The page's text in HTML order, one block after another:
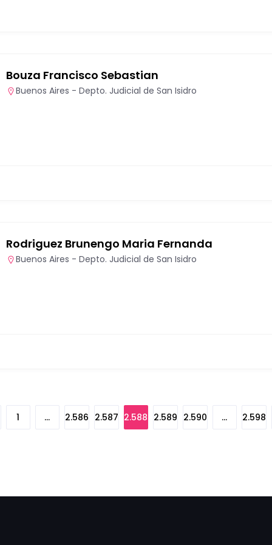
Bouza Francisco Sebastian
Buenos Aires - Depto. Judicial de San Isidro
Rodriguez Brunengo Maria Fernanda
Buenos Aires - Depto. Judicial de San Isidro
1 … 2.586 2.587 2.588 2.589 2.590 … 2.598